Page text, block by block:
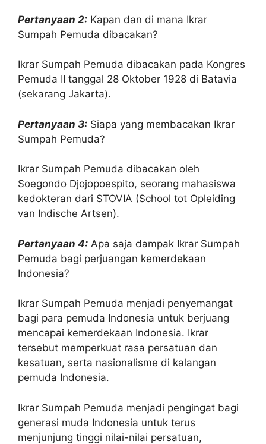
Pertanyaan 2: Kapan dan di mana Ikrar
Sumpah Pemuda dibacakan?
Ikrar Sumpah Pemuda dibacakan pada Kongres
Pemuda II tanggal 28 Oktober 1928 di Batavia
(sekarang Jakarta).
Pertanyaan 3: Siapa yang membacakan Ikrar
Sumpah Pemuda?
Ikrar Sumpah Pemuda dibacakan oleh
Soegondo Djojopoespito, seorang mahasiswa
kedokteran dari STOVIA (School tot Opleiding
van Indische Artsen).
Pertanyaan 4: Apa saja dampak Ikrar Sumpah
Pemuda bagi perjuangan kemerdekaan
Indonesia?
Ikrar Sumpah Pemuda menjadi penyemangat
bagi para pemuda Indonesia untuk berjuang
mencapai kemerdekaan Indonesia. Ikrar
tersebut memperkuat rasa persatuan dan
kesatuan, serta nasionalisme di kalangan
pemuda Indonesia.
Ikrar Sumpah Pemuda menjadi pengingat bagi
generasi muda Indonesia untuk terus
menjunjung tinggi nilai-nilai persatuan,